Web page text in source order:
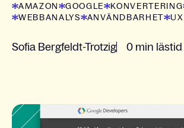
AMAZON GOOGLE KONVERTERING
WEBBANALYS
ANVÄNDBARHET UX
Sofia Bergfeldt-Trotzig 0 min lästid